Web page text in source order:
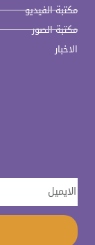
مكتبة الفيديو
مكتبة الصور
الاخبار